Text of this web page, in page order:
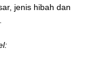
jenis hibah dan